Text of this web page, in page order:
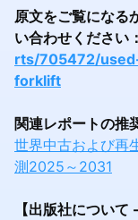
原文をご覧になる
い合わせください：
rts/705472/
forklift
関連レポートの推
世界中古および再
測2025～2031
【出版社につい